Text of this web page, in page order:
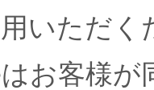
いただ
お客様